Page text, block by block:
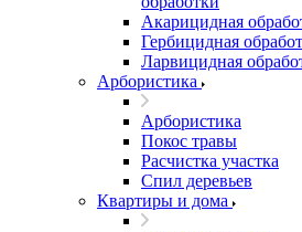
Акарицидная
Гербицидная
Ларвицидная
Арбористика
Арбористика
Покос травы
Расчистка участка
Спил деревьев
Квартиры и дома